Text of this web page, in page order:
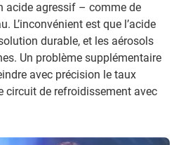
acide agressif – comme de
L’inconvénient est que l’acide
durable, et les aérosols
Un problème supplémentaire
avec précision le taux
circuit de refroidissement avec